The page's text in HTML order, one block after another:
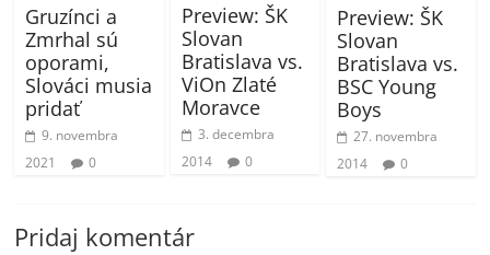
Gruzínci a
Zmrhal sú
oporami,
Slováci musia
pridať
9. novembra
2021
0
Preview: ŠK
Slovan
Bratislava vs.
ViOn Zlaté
Moravce
3. decembra
2014
0
Preview: ŠK
Slovan
Bratislava vs.
BSC Young
Boys
27. novembra
2014
0
Pridaj komentár